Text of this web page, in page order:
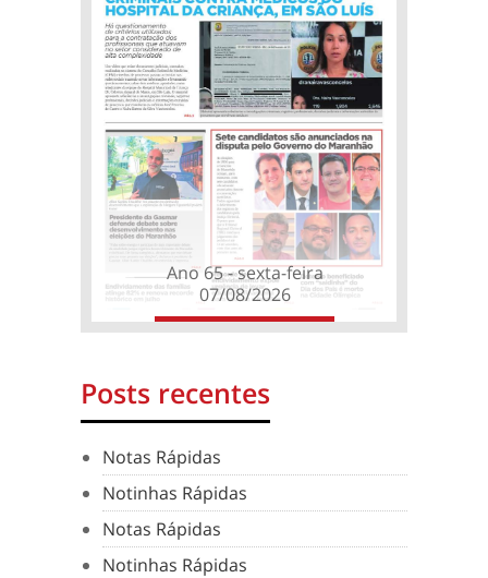
Ano 65 - sexta-feira
07/08/2026
Posts recentes
Notas Rápidas
Notinhas Rápidas
Notas Rápidas
Notinhas Rápidas